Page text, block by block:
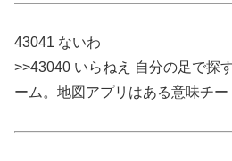
43041 ないわ
>>43040 いらねえ 自分の足で探
ーム。地図アプリはある意味チー